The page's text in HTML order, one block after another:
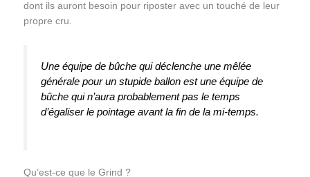
dont ils auront besoin pour riposter avec un touché de leur
propre cru.
Une équipe de bûche qui déclenche une mêlée
générale pour un stupide ballon est une équipe de
bûche qui n’aura probablement pas le temps
d’égaliser le pointage avant la fin de la mi-temps.
Qu’est-ce que le Grind ?